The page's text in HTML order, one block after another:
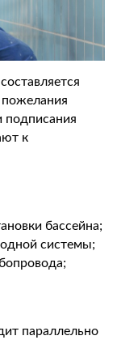
пожелания
подписания
к
бассейна;
системы;
параллельно